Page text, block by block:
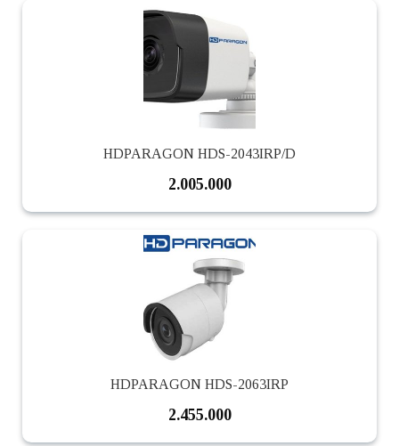
HDPARAGON HDS-2043IRP/D
2.005.000
HDPARAGON HDS-2063IRP
2.455.000